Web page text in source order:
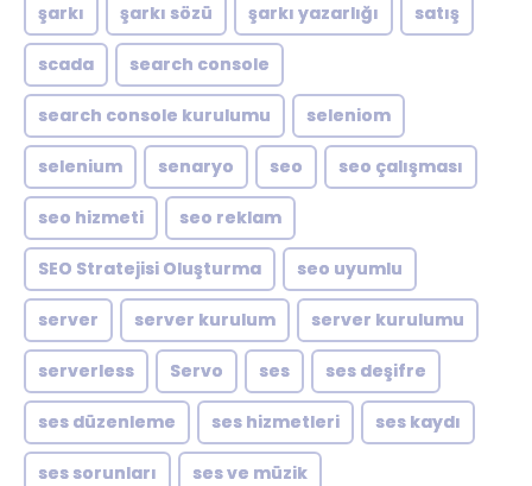
şarkı şarkı sözü şarkı yazarlığı satış
scada search console
search console kurulumu seleniom
selenium senaryo seo seo çalışması
seo hizmeti seo reklam
SEO Stratejisi Oluşturma seo uyumlu
server server kurulum server kurulumu
serverless Servo ses ses deşifre
ses düzenleme ses hizmetleri ses kaydı
ses sorunları ses ve müzik